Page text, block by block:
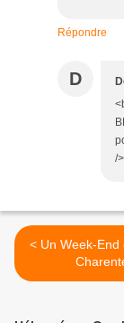
Répondre
D
/
< Un Week-End en Poitou-